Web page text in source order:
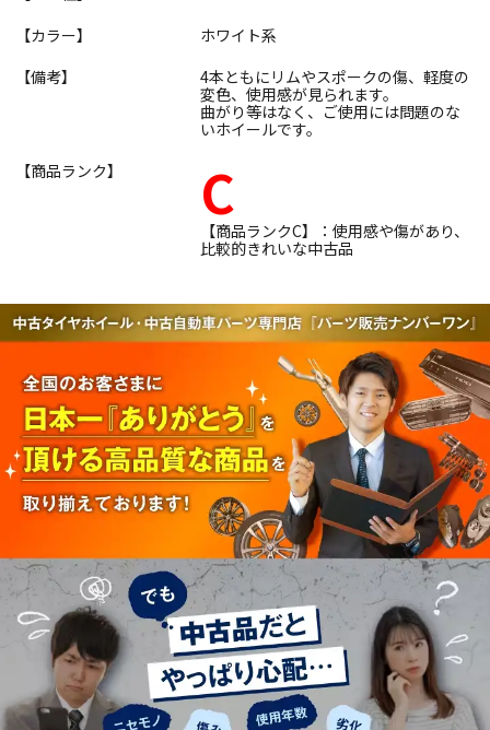
【カラー】
ホワイト系
【備考】
4本ともにリムやスポークの傷、軽度の
変色、使用感が見られます。
曲がり等はなく、ご使用には問題のな
いホイールです。
【商品ランク】
C
【商品ランクC】：使用感や傷があり、
比較的きれいな中古品